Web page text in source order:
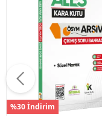
%30 İndirim